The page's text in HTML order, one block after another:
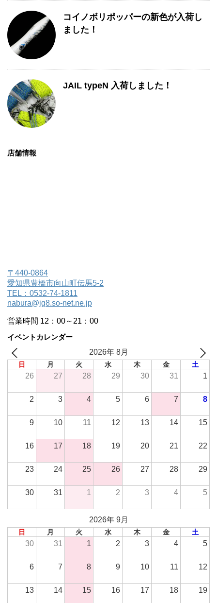
コイノボリポッパーの新色が入荷し
ました！
JAIL typeN 入荷しました！
店舗情報
〒440-0864
愛知県豊橋市向山町伝馬5-2
TEL：0532-74-1811
nabura@jg8.so-net.ne.jp
営業時間 12：00～21：00
イベントカレンダー
2026年 8月
日 月 火 水 木 金 土
26 27 28 29 30 31 1
2 3 4 5 6 7 8
9 10 11 12 13 14 15
16 17 18 19 20 21 22
23 24 25 26 27 28 29
30 31 1 2 3 4 5
2026年 9月
日 月 火 水 木 金 土
30 31 1 2 3 4 5
6 7 8 9 10 11 12
13 14 15 16 17 18 19